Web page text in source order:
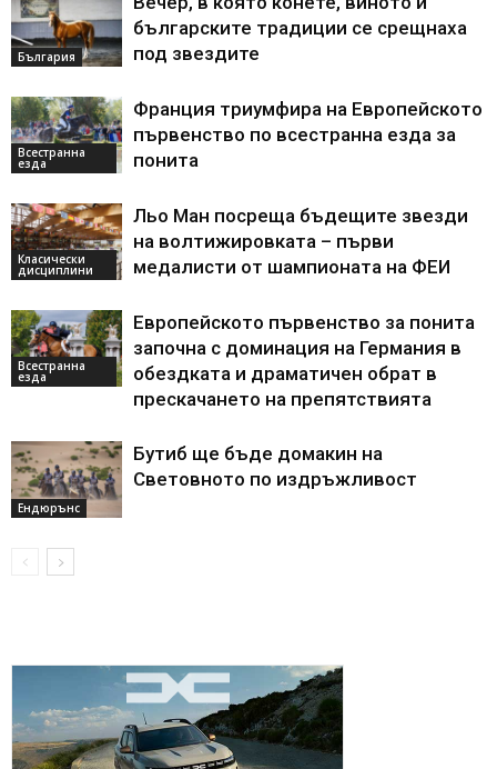
България
българските традиции се срещнаха
под звездите
Всестранна
езда
Франция триумфира на Европейското
първенство по всестранна езда за
понита
Класически
дисциплини
Льо Ман посреща бъдещите звезди
на волтижировката – първи
медалисти от шампионата на ФЕИ
Всестранна
езда
Европейското първенство за понита
започна с доминация на Германия в
обездката и драматичен обрат в
прескачането на препятствията
Ендюрънс
Бутиб ще бъде домакин на
Световното по издръжливост